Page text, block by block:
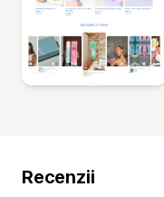
Recenzii